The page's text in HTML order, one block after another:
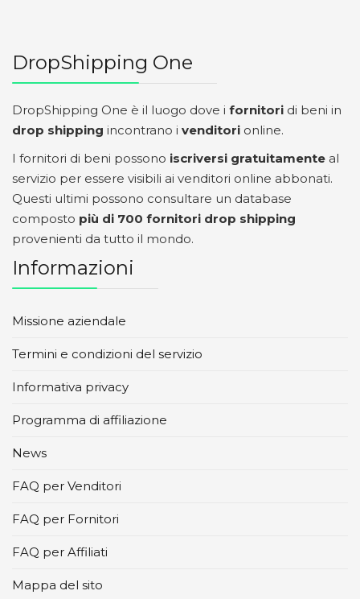
DropShipping One
DropShipping One è il luogo dove i fornitori di beni in
drop shipping incontrano i venditori online.
I fornitori di beni possono iscriversi gratuitamente al
servizio per essere visibili ai venditori online abbonati.
Questi ultimi possono consultare un database
composto più di 700 fornitori drop shipping
provenienti da tutto il mondo.
Informazioni
Missione aziendale
Termini e condizioni del servizio
Informativa privacy
Programma di affiliazione
News
FAQ per Venditori
FAQ per Fornitori
FAQ per Affiliati
Mappa del sito